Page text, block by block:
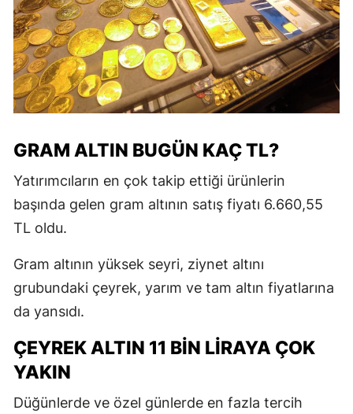
GRAM ALTIN BUGÜN KAÇ TL?
Yatırımcıların en çok takip ettiği ürünlerin
başında gelen gram altının satış fiyatı 6.660,55
TL oldu.
Gram altının yüksek seyri, ziynet altını
grubundaki çeyrek, yarım ve tam altın fiyatlarına
da yansıdı.
ÇEYREK ALTIN 11 BİN LİRAYA ÇOK
YAKIN
Düğünlerde ve özel günlerde en fazla tercih